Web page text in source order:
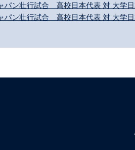
パン壮行試合 高校日本代表 対 大学
パン壮行試合 高校日本代表 対 大学